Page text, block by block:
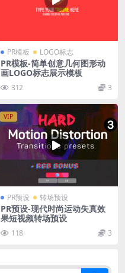
PR模板 LOGO标志
PR模板-简单创意几何图形动
画LOGO标志展示模板
312 3
VIP
PR预设 转场预设
PR预设-现代时尚运动失真效
果短视频转场预设
118 3